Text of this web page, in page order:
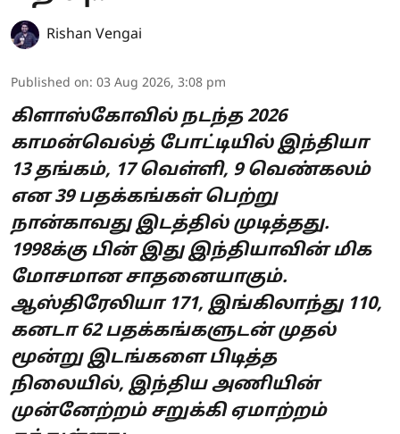
Rishan Vengai
Published on: 03 Aug 2026, 3:08 pm
கிளாஸ்கோவில் நடந்த 2026
காமன்வெல்த் போட்டியில் இந்தியா
13 தங்கம், 17 வெள்ளி, 9 வெண்கலம்
என 39 பதக்கங்கள் பெற்று
நான்காவது இடத்தில் முடித்தது.
1998க்கு பின் இது இந்தியாவின் மிக
மோசமான சாதனையாகும்.
ஆஸ்திரேலியா 171, இங்கிலாந்து 110,
கனடா 62 பதக்கங்களுடன் முதல்
மூன்று இடங்களை பிடித்த
நிலையில், இந்திய அணியின்
முன்னேற்றம் சறுக்கி ஏமாற்றம்